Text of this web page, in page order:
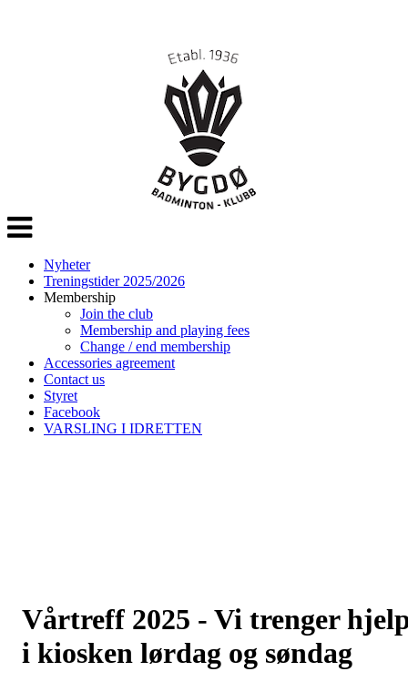
Veksle
navigasjon
Nyheter
Treningstider 2025/2026
Membership
Join the club
Membership and playing fees
Change / end membership
Accessories agreement
Contact us
Styret
Facebook
VARSLING I IDRETTEN
Vårtreff 2025 - Vi trenger
i kiosken lørdag og søndag